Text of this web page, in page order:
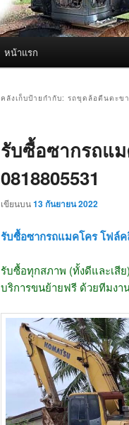
หน้าแรก
คลังเก็บป้ายกำกับ: รถขุดล้อตีนตะข
รับซื้อซากรถแ
0818805531
เขียนบน13 กันยายน 2022
รับซื้อซากรถแมคโคร โฟล์ค
รับซื้อทุกสภาพ (ทั้งดีและเสี
บริการขนย้ายฟรี ด้วยทีมงา